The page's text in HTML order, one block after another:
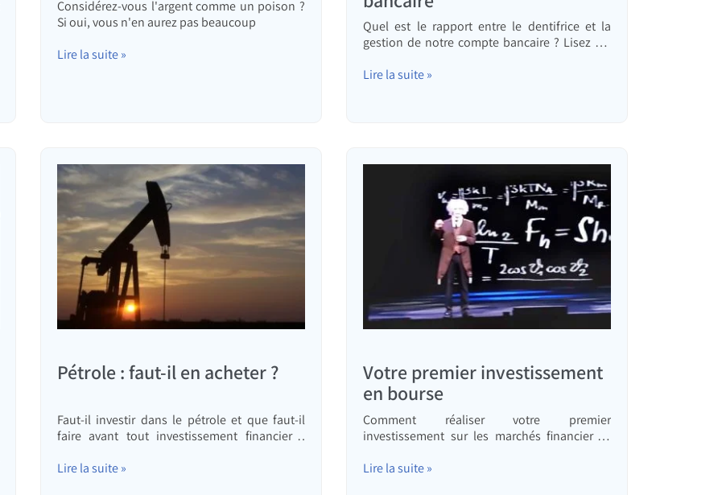
Considérez-vous l'argent comme un poison ?
Si oui, vous n'en aurez pas beaucoup
Lire la suite »
Quel est le rapport entre le dentifrice et la
gestion de notre compte bancaire ? Lisez cet
Lire la suite »
Pétrole : faut-il en acheter ?
Faut-il investir dans le pétrole et que faut-il
faire avant tout investissement financier ?
différentes possibilités d'investissement dans
Lire la suite »
Votre premier investissement
en bourse
Comment réaliser votre premier
investissement sur les marchés financiers ?
moi, le seul titre dont vous avez besoin ?.
Lire la suite »